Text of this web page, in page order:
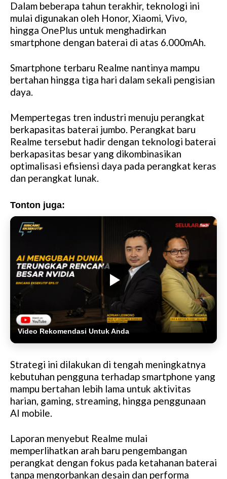
M
u
t
e
Dalam beberapa tahun terakhir, teknologi ini
mulai digunakan oleh Honor, Xiaomi, Vivo,
hingga OnePlus untuk menghadirkan
smartphone dengan baterai di atas 6.000mAh.
Smartphone terbaru Realme nantinya mampu
bertahan hingga tiga hari dalam sekali pengisian
daya.
Mempertegas tren industri menuju perangkat
berkapasitas baterai jumbo. Perangkat baru
Realme tersebut hadir dengan teknologi baterai
berkapasitas besar yang dikombinasikan
optimalisasi efisiensi daya pada perangkat keras
dan perangkat lunak.
Tonton juga:
Video Rekomendasi Untuk Anda
Strategi ini dilakukan di tengah meningkatnya
kebutuhan pengguna terhadap smartphone yang
mampu bertahan lebih lama untuk aktivitas
harian, gaming, streaming, hingga penggunaan
AI mobile.
Laporan menyebut Realme mulai
memperlihatkan arah baru pengembangan
perangkat dengan fokus pada ketahanan baterai
tanpa mengorbankan desain dan performa